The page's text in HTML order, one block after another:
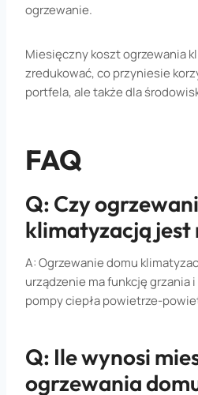
ogrzewanie.
Miesięczny koszt ogrzewania
zredukować, co przyniesie
portfela, ale także dla
FAQ
Q: Czy
klimatyzacją jest
A: Ogrzewanie domu
urządzenie ma funkcję grzania
pompy ciepła powietrze-
Q: Ile wynosi
ogrzewania